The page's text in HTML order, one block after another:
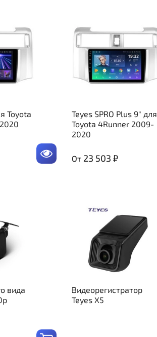
Toyota
Teyes SPRO Plus 9" для
Toyota 4Runner 2009-
2020
От 23 503 ₽
вида
Видеорегистратор
Teyes X5